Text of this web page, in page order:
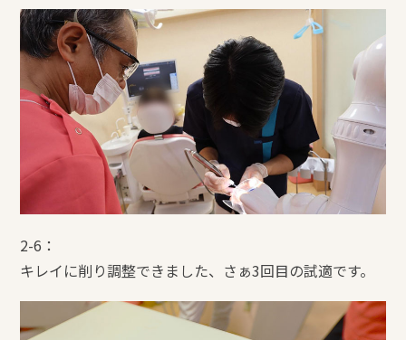
2-6：
キレイに削り調整できました、さぁ3回目の試適です。